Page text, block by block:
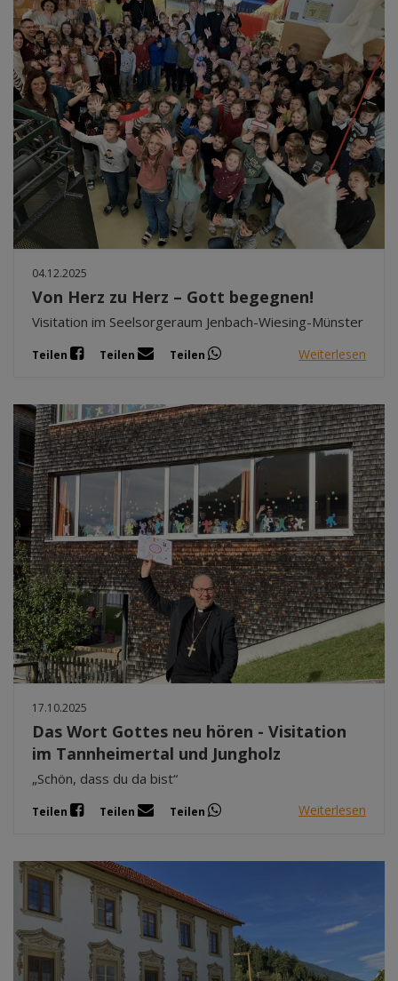
04.12.2025
Von Herz zu Herz – Gott begegnen!
Visitation im Seelsorgeraum Jenbach-Wiesing-Münster
Teilen Teilen Teilen Weiterlesen
17.10.2025
Das Wort Gottes neu hören - Visitation
im Tannheimertal und Jungholz
„Schön, dass du da bist“
Teilen Teilen Teilen Weiterlesen